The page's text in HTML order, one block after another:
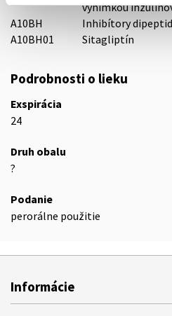
výnimkou
A10BH
Inhibítory
A10BH01
Sitagliptín
Podrobnosti o lieku
Exspirácia
24
Druh obalu
?
Podanie
perorálne použitie
Informácie